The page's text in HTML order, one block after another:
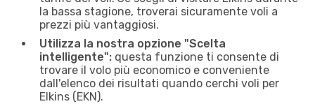
la bassa stagione, troverai sicuramente voli a
prezzi più vantaggiosi.
Utilizza la nostra opzione "Scelta
intelligente": questa funzione ti consente di
trovare il volo più economico e conveniente
dall'elenco dei risultati quando cerchi voli per
Elkins (EKN).